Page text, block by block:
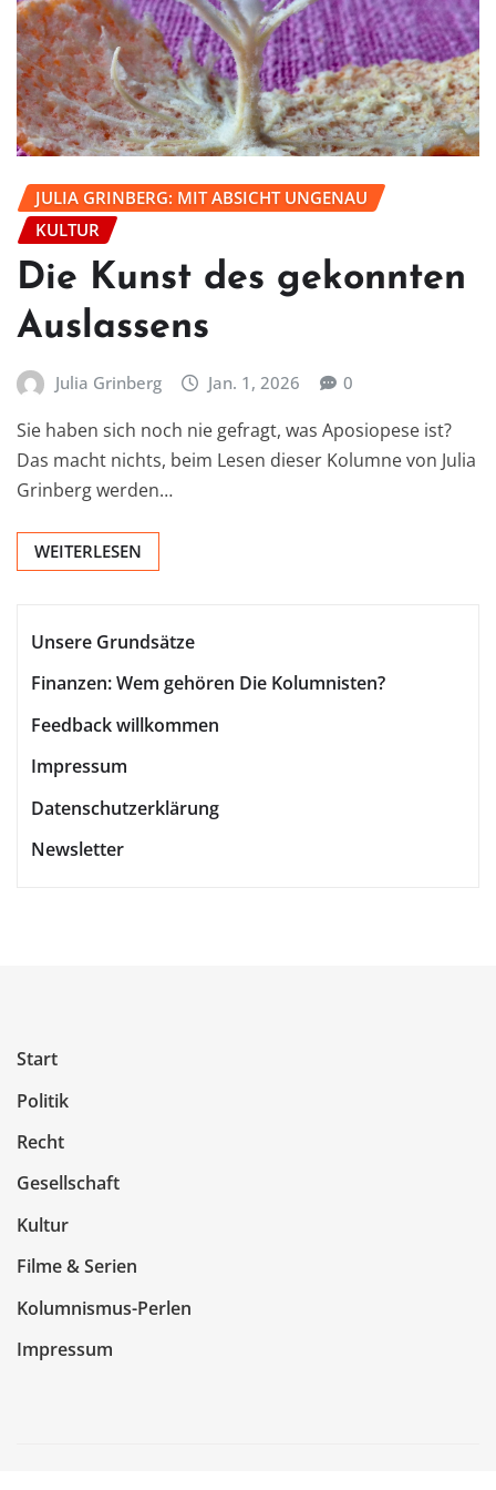
JULIA GRINBERG: MIT ABSICHT UNGENAU
KULTUR
Die Kunst des gekonnten
Auslassens
Julia Grinberg Jan. 1, 2026 0
Sie haben sich noch nie gefragt, was Aposiopese ist?
Das macht nichts, beim Lesen dieser Kolumne von Julia
Grinberg werden…
WEITERLESEN
Unsere Grundsätze
Finanzen: Wem gehören Die Kolumnisten?
Feedback willkommen
Impressum
Datenschutzerklärung
Newsletter
Start
Politik
Recht
Gesellschaft
Kultur
Filme & Serien
Kolumnismus-Perlen
Impressum